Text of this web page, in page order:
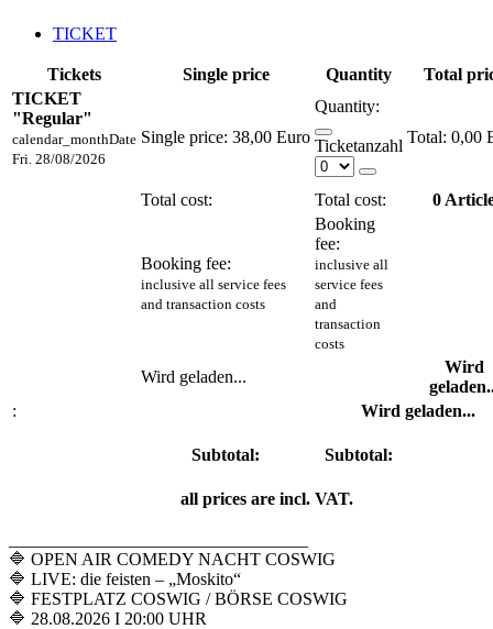
TICKET
Tickets Single price Quantity
Total
TICKET
"Regular"
calendar_monthDate
Fri. 28/08/2026
Single price: 38,00 Euro
Quantity:
Ticketanzahl 0,00
Total cost: Total cost: 0
Booking fee:
inclusive all service fees
and transaction costs
Booking
fee:
inclusive all
service fees
and
transaction
costs
Wird geladen...
Wird
:
Wird geladen...
Subtotal: Subtotal:
all prices are incl. VAT.
🔷 OPEN AIR COMEDY NACHT COSWIG
🔷 LIVE: die feisten – „Moskito“
🔷 FESTPLATZ COSWIG / BÖRSE COSWIG
🔷 28.08.2026 I 20:00 UHR